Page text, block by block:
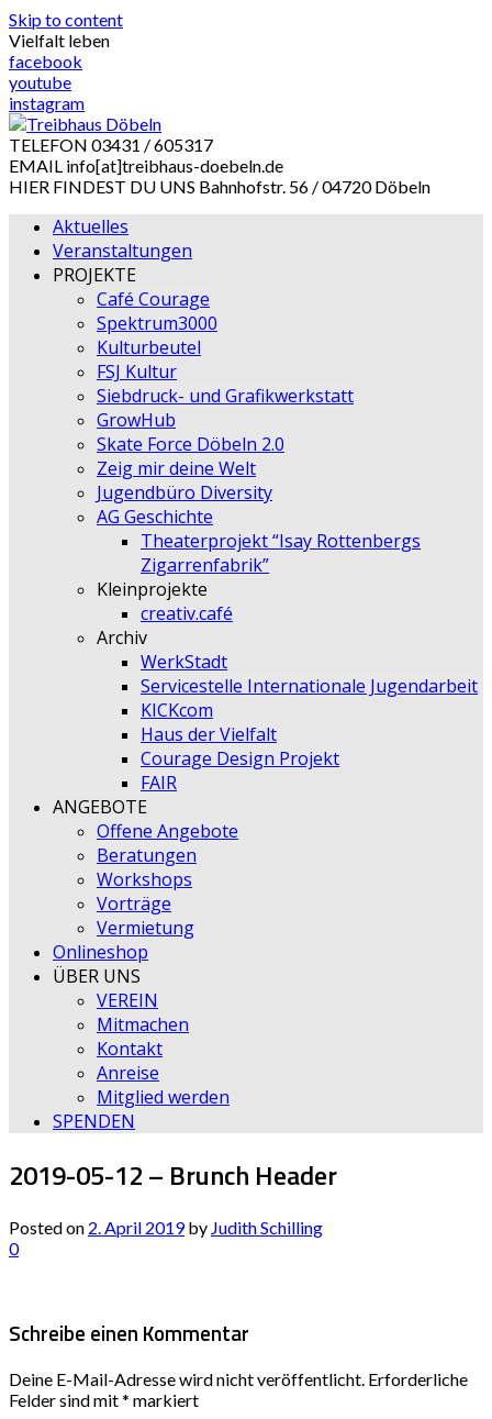
Skip to content
Vielfalt leben
facebook
youtube
instagram
TELEFON 03431 / 605317
EMAIL info[at]treibhaus-doebeln.de
HIER FINDEST DU UNS Bahnhofstr. 56 / 04720 Döbeln
Aktuelles
Veranstaltungen
PROJEKTE
Café Courage
Spektrum3000
Kulturbeutel
FSJ Kultur
Siebdruck- und Grafikwerkstatt
GrowHub
Skate Force Döbeln 2.0
Zeig mir deine Welt
Jugendbüro Diversity
AG Geschichte
Theaterprojekt “Isay Rottenbergs
Zigarrenfabrik”
Kleinprojekte
creativ.café
Archiv
WerkStadt
Servicestelle Internationale Jugendarbeit
KICKcom
Haus der Vielfalt
Courage Design Projekt
FAIR
ANGEBOTE
Offene Angebote
Beratungen
Workshops
Vorträge
Vermietung
Onlineshop
ÜBER UNS
VEREIN
Mitmachen
Kontakt
Anreise
Mitglied werden
SPENDEN
2019-05-12 – Brunch Header
Posted on 2. April 2019by Judith Schilling
0
Schreibe einen Kommentar
Deine E-Mail-Adresse wird nicht veröffentlicht. Erforderliche
Felder sind mit* markiert